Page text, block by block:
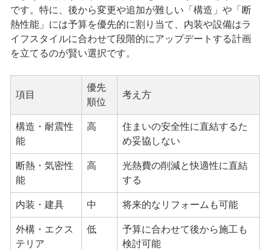
です。特に、後から変更や追加が難しい「構造」や「断
熱性能」には予算を優先的に割り当て、内装や設備はラ
イフスタイルに合わせて段階的にアップデートする計画
を立てるのが賢い選択です。
項目
優先
順位
考え方
構造・耐震性
能
高
住まいの安全性に直結するた
め妥協しない
断熱・気密性
能
高
光熱費の削減と快適性に直結
する
内装・建具 中 将来的なリフォームも可能
外構・エクス
テリア
低
予算に合わせて後から施工も
検討可能